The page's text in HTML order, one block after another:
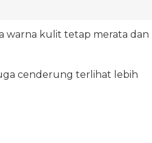
warna kulit tetap merata dan
cenderung terlihat lebih